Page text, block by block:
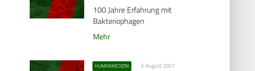
100 Jahre Erfahrung mit
Bakteriophagen
Mehr
HUMANMEDIZIN 3. August 2021